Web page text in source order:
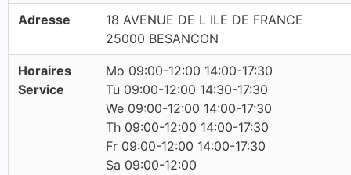
Adresse
18 AVENUE DE L ILE DE FRANCE
25000 BESANCON
Horaires
Service
Mo 09:00-12:00 14:00-17:30
Tu 09:00-12:00 14:30-17:30
We 09:00-12:00 14:00-17:30
Th 09:00-12:00 14:00-17:30
Fr 09:00-12:00 14:00-17:30
Sa 09:00-12:00